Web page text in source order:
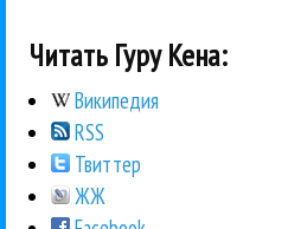
Читать Гуру Кена:
Википедия
RSS
Твиттер
ЖЖ